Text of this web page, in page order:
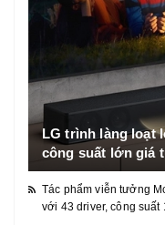
LG trình làng loạt
công suất lớn giá
Tác phẩm viễn tưởng
với 43 driver, công suất